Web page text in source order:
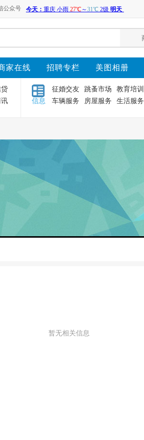
公众号
家在线 招聘专栏 美图相册
信息
征婚交友 跳蚤市场
教育培训
车辆服务
房屋服务 生活服务
暂无相关信息